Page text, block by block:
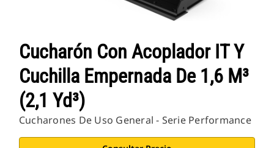
Cucharón Con Acoplador IT Y
Cuchilla Empernada De 1,6 M³
(2,1 Yd³)
Cucharones De Uso General - Serie Performance